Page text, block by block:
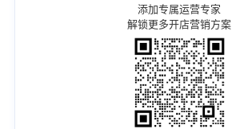
添加专属运营专家
解锁更多开店营销方案